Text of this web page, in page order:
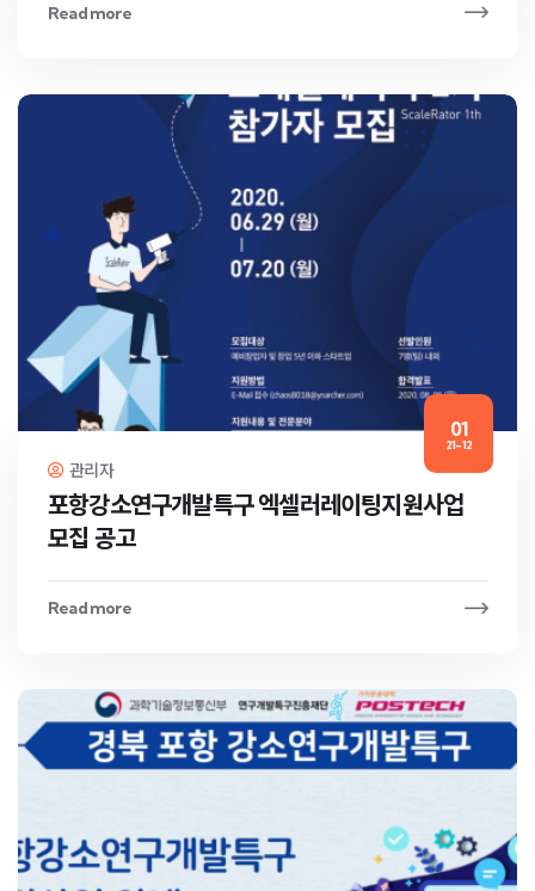
Read more
01
21-12
관리자
포항강소연구개발특구 엑셀러레이팅지원사업
모집 공고
Read more